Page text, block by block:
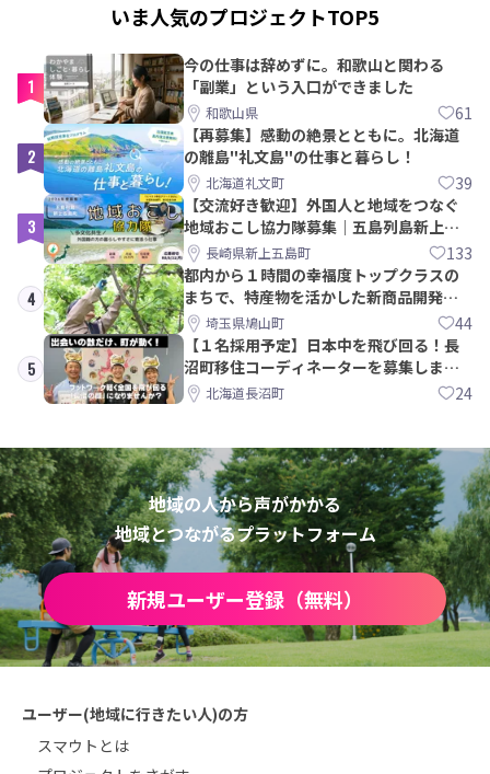
いま人気のプロジェクトTOP5
1
今の仕事は辞めずに。和歌山と関わる
「副業」という入口ができました
和歌山県 61
2
【再募集】感動の絶景とともに。北海道
の離島"礼文島"の仕事と暮らし！
北海道礼文町 39
3
【交流好き歓迎】外国人と地域をつなぐ
地域おこし協力隊募集｜五島列島新上五
島町長崎県新上五島町 133
4
都内から１時間の幸福度トップクラスの
まちで、特産物を活かした新商品開発＆
PRメンバー募集！
埼玉県鳩山町 44
5
【１名採用予定】日本中を飛び回る！長
沼町移住コーディネーターを募集しま
す！北海道長沼町 24
地域の人から声がかかる
地域とつながるプラットフォーム
新規ユーザー登録（無料）
ユーザー(地域に行きたい人)の方
スマウトとは